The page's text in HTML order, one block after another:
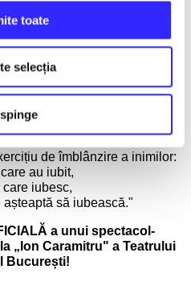
toate
selecția
regizorului
ne vorbea încă din anii
— acea iubire de care avem
capăt urii vechi dintre neamuri
de îmblânzire a inimilor:
au iubit,
iubesc,
să iubească."
a unui spectacol-
„Ion Caramitru" a Teatrului
București!